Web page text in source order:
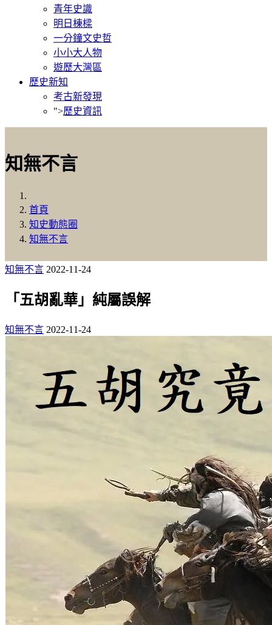
青年史識
明日棟樑
一分鐘文史哲
小小大人物
遊歷大灣區
歷史新知
考古新發現
">歷史資訊
知無不言
首頁
知史動態圈
知無不言
知無不言 2022-11-24
「五胡亂華」純屬誤解
知無不言 2022-11-24